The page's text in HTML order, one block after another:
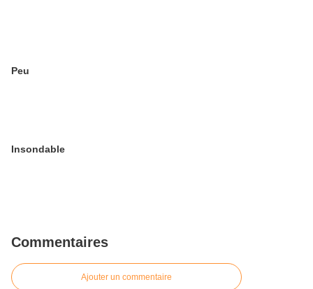
Peu
Insondable
Commentaires
Ajouter un commentaire